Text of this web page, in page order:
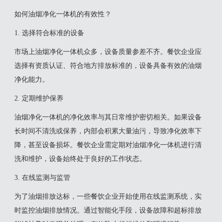
如何油烟净化一体机的有效性？
1. 选择符合标准的设备
市场上油烟净化一体机众多，设备质量参差不齐。餐饮企业应
选择有资质认证、符合地方排放标准的，设备具备有效的油烟
净化能力。
2. 定期维护保养
油烟净化一体机的净化效率与其日常维护密切相关。如果设备
长时间不清洗或保养，内部会积累大量油污，导致净化效率下
降，甚至设备损坏。餐饮企业需定期对油烟净化一体机进行清
洗和维护，设备始终处于良好的工作状态。
3. 在线监测与监管
为了油烟排放达标，一些餐饮企业开始使用在线监测系统，实
时监控油烟排放情况。通过智能化手段，设备故障和超标排放